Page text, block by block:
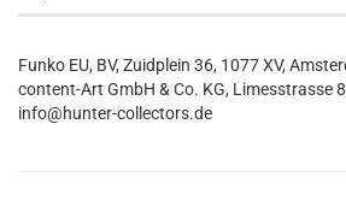
Funko EU, BV, Zuidplein 36, 1077 XV,
content-Art GmbH & Co. KG, Limesstrasse
info@hunter-collectors.de